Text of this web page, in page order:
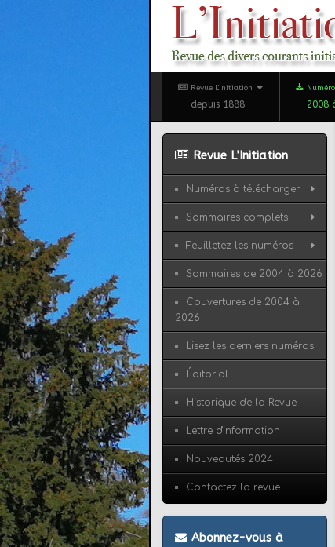
Revue L'Initiation
depuis 1888 2008
Revue L’Initiation
Numéros à télécharger
Sommaires complets
Feuilletez les numéros
Sommaires de 2004 à 2026
Couvertures de 2004 à
2026
Lisez les derniers numéros
Éditorial
Historique de la Revue
Lettre d'information
Nouveautés 2024
Contactez la revue
Abonnez-vous à